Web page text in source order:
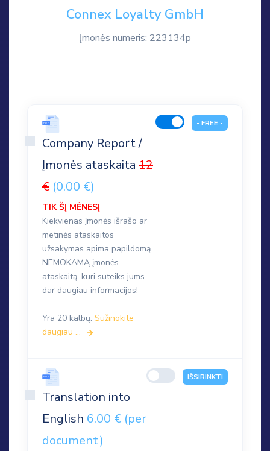
Connex Loyalty GmbH
Įmonės numeris: 223134p
Company Report /
Įmonės ataskaita 12
€ (0.00 €)
TIK ŠĮ MĖNESĮ
Kiekvienas įmonės išrašo ar
metinės ataskaitos
užsakymas apima papildomą
NEMOKAMĄ įmonės
ataskaitą, kuri suteiks jums
dar daugiau informacijos!
Yra 20 kalbų. Sužinokite
daugiau ...
- FREE -
Translation into
English 6.00 € (per
document)
IŠSIRINKTI